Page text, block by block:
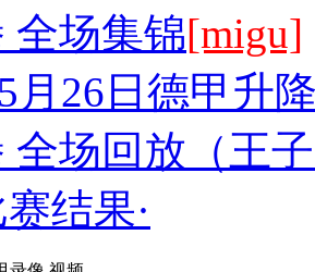
全场集锦[migu]
月26日德甲升
全场回放（王
结果·